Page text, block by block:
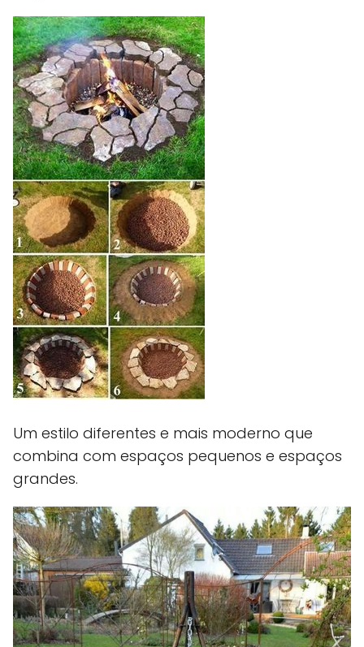
Um estilo diferentes e mais moderno que
combina com espaços pequenos e espaços
grandes.